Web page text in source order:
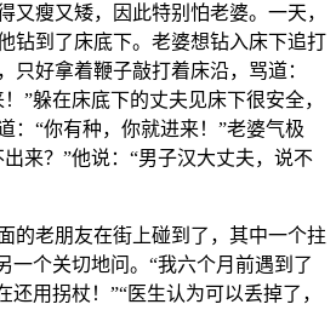
又瘦又矮，因此特别怕老婆。一天，
钻到了床底下。老婆想钻入床下追打
只好拿着鞭子敲打着床沿，骂道：
”躲在床底下的丈夫见床下很安全，
：“你有种，你就进来！”老婆气极
来？”他说：“男子汉大丈夫，说不
的老朋友在街上碰到了，其中一个拄
一个关切地问。“我六个月前遇到了
还用拐杖！”“医生认为可以丢掉了，